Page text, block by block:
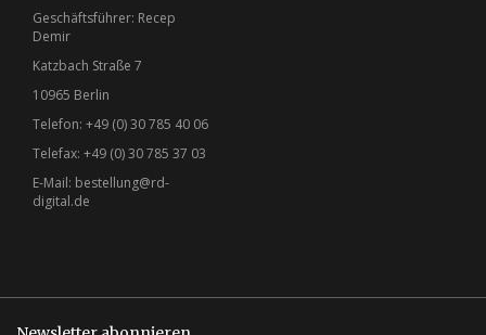
Geschäftsführer: Recep
Demir
Katzbach Straße 7
10965 Berlin
Telefon: +49 (0) 30 785 40 06
Telefax: +49 (0) 30 785 37 03
E-Mail: bestellung@rd-
digital.de